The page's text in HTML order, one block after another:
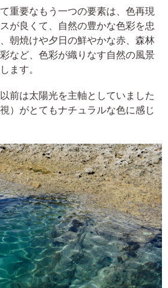
重要なもう一つの要素は、色再現
が良くて、自然の豊かな色彩を忠
朝焼けや夕日の鮮やかな赤、森林
など、色彩が織りなす自然の風景
ます。
前は太陽光を主軸としていました
）がとてもナチュラルな色に感じ